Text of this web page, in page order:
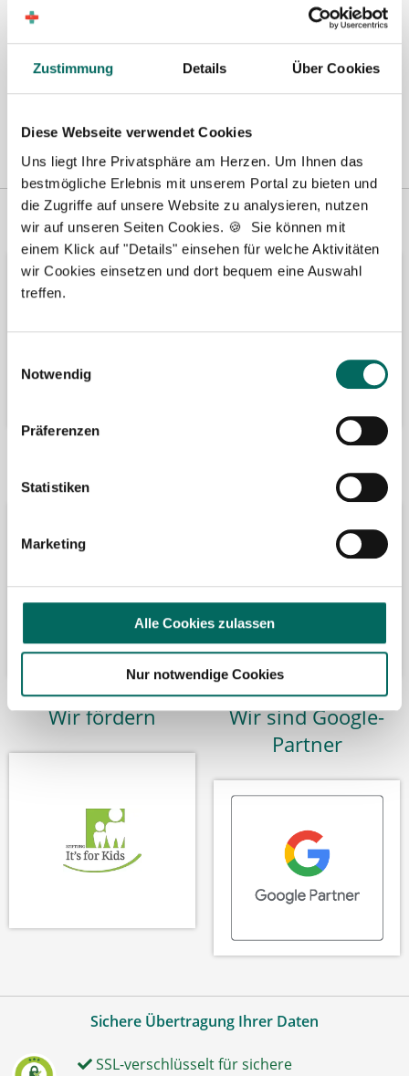
Zustimmung Details Über Cookies
Diese Webseite verwendet Cookies
Uns liegt Ihre Privatsphäre am Herzen. Um Ihnen das
bestmögliche Erlebnis mit unserem Portal zu bieten und
die Zugriffe auf unsere Website zu analysieren, nutzen
wir auf unseren Seiten Cookies. 🍪 Sie können mit
einem Klick auf "Details" einsehen für welche Aktivitäten
wir Cookies einsetzen und dort bequem eine Auswahl
treffen.
Notwendig
Präferenzen
Statistiken
Marketing
Alle Cookies zulassen
Nur notwendige Cookies
Vertreten in Wir fördern
Kooperation mit
Wir fördern
Wir sind Google-
Partner
Sichere Übertragung Ihrer Daten
SSL-verschlüsselt für sichere